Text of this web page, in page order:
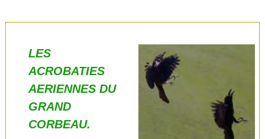
é
LES
ACROBATIES
AERIENNES DU
GRAND
CORBEAU.